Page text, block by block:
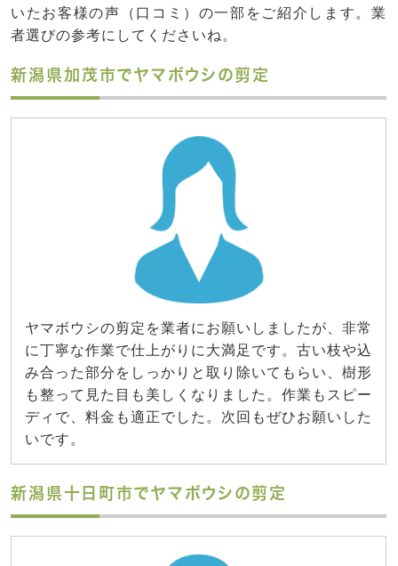
いたお客様の声（口コミ）の一部をご紹介します。業
者選びの参考にしてくださいね。
新潟県加茂市でヤマボウシの剪定
ヤマボウシの剪定を業者にお願いしましたが、非常
に丁寧な作業で仕上がりに大満足です。古い枝や込
み合った部分をしっかりと取り除いてもらい、樹形
も整って見た目も美しくなりました。作業もスピー
ディで、料金も適正でした。次回もぜひお願いした
いです。
新潟県十日町市でヤマボウシの剪定